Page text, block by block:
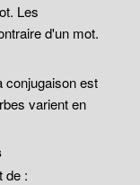
Les
d'un mot.
conjugaison est
varient en
de :